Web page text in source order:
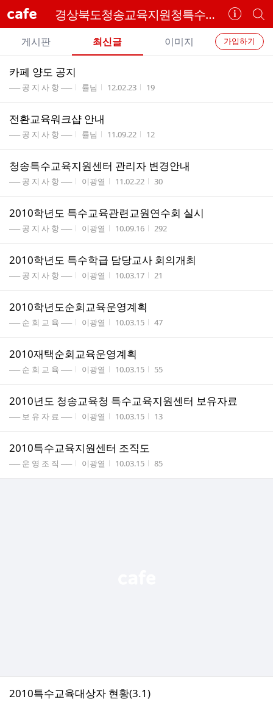
cafe 경상북도청송교육지원청특수교육지원센터
카
페
정
보
개
별
카
페
카
페
메
뉴
가입하기
게시판 최신글 이미지
글
리
카페 양도 공지
게시판명
── 공 지 사 항 ── 작성자
률님 작성시간
12.02.23 조회수
19
전환교육워크샵 안내
게시판명
── 공 지 사 항 ── 작성자
률님 작성시간
11.09.22 조회수
12
청송특수교육지원센터 관리자 변경안내
게시판명
── 공 지 사 항 ── 작성자
이광열 작성시간
11.02.22 조회수
30
2010학년도 특수교육관련교원연수회 실시
게시판명
── 공 지 사 항 ── 작성자
이광열 작성시간
10.09.16 조회수
292
2010학년도 특수학급 담당교사 회의개최
게시판명
── 공 지 사 항 ── 작성자
이광열 작성시간
10.03.17 조회수
21
2010학년도순회교육운영계획
게시판명
── 순 회 교 육 ── 작성자
이광열 작성시간
10.03.15 조회수
47
2010재택순회교육운영계획
게시판명
── 순 회 교 육 ── 작성자
이광열 작성시간
10.03.15 조회수
55
2010년도 청송교육청 특수교육지원센터 보유자료
게시판명
── 보 유 자 료 ── 작성자
이광열 작성시간
10.03.15 조회수
13
2010특수교육지원센터 조직도
게시판명
── 운 영 조 직 ── 작성자
이광열 작성시간
10.03.15 조회수
85
2010특수교육대상자 현황(3.1)